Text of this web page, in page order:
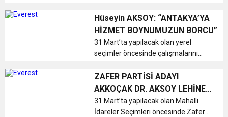
bıkmadan ve usanmadan seçim
çalışmalarını sürdüren CHP Antakya
Belediye Başkan Adayı Dr. Hüseyin
Aksoy, ...
Hüseyin AKSOY: “ANTAKYA’YA
HİZMET BOYNUMUZUN BORCU”
31 Mart’ta yapılacak olan yerel
seçimler öncesinde çalışmalarını
sürdüren CHP Antakya Belediye
Başkan Adayı Dr. Hüseyin Aksoy, “6
Şubat depreminin üzerinden 14 ay
geçm...
ZAFER PARTİSİ ADAYI
AKKOÇAK DR. AKSOY LEHİNE
ÇEKİLDİ
31 Mart’ta yapılacak olan Mahalli
İdareler Seçimleri öncesinde Zafer